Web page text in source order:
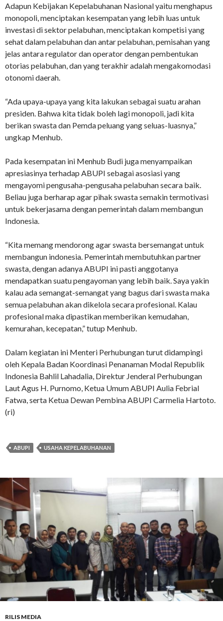
Adapun Kebijakan Kepelabuhanan Nasional yaitu menghapus
monopoli, menciptakan kesempatan yang lebih luas untuk
investasi di sektor pelabuhan, menciptakan kompetisi yang
sehat dalam pelabuhan dan antar pelabuhan, pemisahan yang
jelas antara regulator dan operator dengan pembentukan
otorias pelabuhan, dan yang terakhir adalah mengakomodasi
otonomi daerah.
“Ada upaya-upaya yang kita lakukan sebagai suatu arahan
presiden. Bahwa kita tidak boleh lagi monopoli, jadi kita
berikan swasta dan Pemda peluang yang seluas-luasnya,”
ungkap Menhub.
Pada kesempatan ini Menhub Budi juga menyampaikan
apresiasinya terhadap ABUPI sebagai asosiasi yang
mengayomi pengusaha-pengusaha pelabuhan secara baik.
Beliau juga berharap agar pihak swasta semakin termotivasi
untuk bekerjasama dengan pemerintah dalam membangun
Indonesia.
“Kita memang mendorong agar swasta bersemangat untuk
membangun indonesia. Pemerintah membutuhkan partner
swasta, dengan adanya ABUPI ini pasti anggotanya
mendapatkan suatu pengayoman yang lebih baik. Saya yakin
kalau ada semangat-semangat yang bagus dari swasta maka
semua pelabuhan akan dikelola secara profesional. Kalau
profesional maka dipastikan memberikan kemudahan,
kemurahan, kecepatan,” tutup Menhub.
Dalam kegiatan ini Menteri Perhubungan turut didampingi
oleh Kepala Badan Koordinasi Penanaman Modal Republik
Indonesia Bahlil Lahadalia, Direktur Jenderal Perhubungan
Laut Agus H. Purnomo, Ketua Umum ABUPI Aulia Febrial
Fatwa, serta Ketua Dewan Pembina ABUPI Carmelia Hartoto.
(ri)
ABUPI USAHA KEPELABUHANAN
RILIS MEDIA